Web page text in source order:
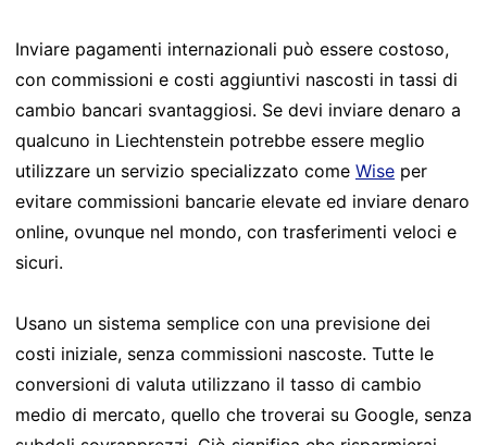
Inviare pagamenti internazionali può essere costoso,
con commissioni e costi aggiuntivi nascosti in tassi di
cambio bancari svantaggiosi. Se devi inviare denaro a
qualcuno in Liechtenstein potrebbe essere meglio
utilizzare un servizio specializzato come Wise per
evitare commissioni bancarie elevate ed inviare denaro
online, ovunque nel mondo, con trasferimenti veloci e
sicuri.
Usano un sistema semplice con una previsione dei
costi iniziale, senza commissioni nascoste. Tutte le
conversioni di valuta utilizzano il tasso di cambio
medio di mercato, quello che troverai su Google, senza